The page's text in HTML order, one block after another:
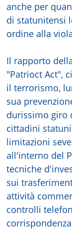
anche per
di statunitensi
ordine alla
Il rapporto
"Patrioct Act",
il terrorismo,
sua
durissimo giro
cittadini
limitazioni
all'interno del
tecniche
sui
attività
controlli